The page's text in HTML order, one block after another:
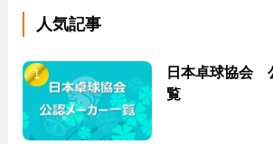
人気記事
日本卓球協会
覧